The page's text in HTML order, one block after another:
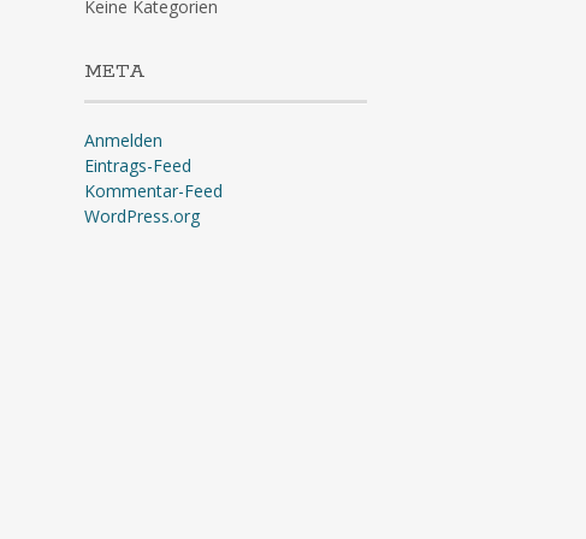
Keine Kategorien
META
Anmelden
Eintrags-Feed
Kommentar-Feed
WordPress.org